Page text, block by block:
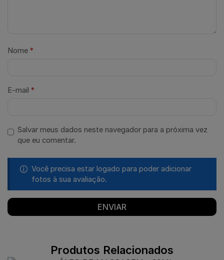
Nome *
E-mail *
Salvar meus dados neste navegador para a próxima vez
que eu comentar.
Você precisa estar logado para poder adicionar
fotos à sua avaliação.
Produtos Relacionados